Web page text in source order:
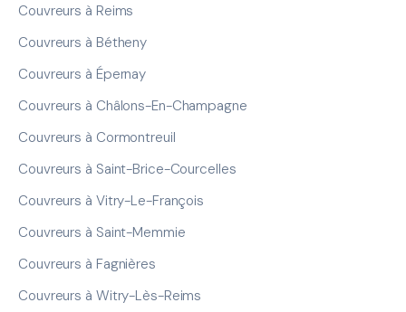
Couvreurs à Reims
Couvreurs à Bétheny
Couvreurs à Épernay
Couvreurs à Châlons-En-Champagne
Couvreurs à Cormontreuil
Couvreurs à Saint-Brice-Courcelles
Couvreurs à Vitry-Le-François
Couvreurs à Saint-Memmie
Couvreurs à Fagnières
Couvreurs à Witry-Lès-Reims